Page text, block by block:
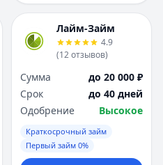
Лайм-Займ
4.9
(12отзывов)
Сумма
до 20 000 ₽
Срок
до 40 дней
Одобрение
Высокое
Краткосрочный займ
Первый займ 0%